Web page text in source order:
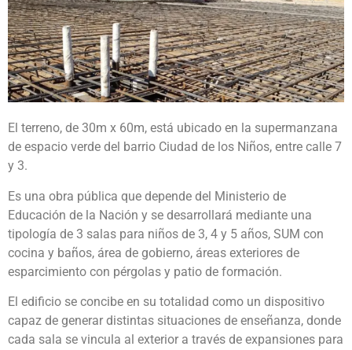
El terreno, de 30m x 60m, está ubicado en la supermanzana
de espacio verde del barrio Ciudad de los Niños, entre calle 7
y 3.
Es una obra pública que depende del Ministerio de
Educación de la Nación y se desarrollará mediante una
tipología de 3 salas para niños de 3, 4 y 5 años, SUM con
cocina y baños, área de gobierno, áreas exteriores de
esparcimiento con pérgolas y patio de formación.
El edificio se concibe en su totalidad como un dispositivo
capaz de generar distintas situaciones de enseñanza, donde
cada sala se vincula al exterior a través de expansiones para